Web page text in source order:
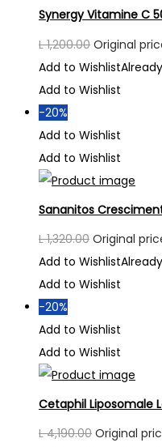
Synergy Vitamine C
L1,200.00 Original
Add to Wishlist
Add to Wishlist
-20%
Add to Wishlist
Add to Wishlist
Sananitos
L1,320.00 Original
Add to Wishlist
Add to Wishlist
-20%
Add to Wishlist
Add to Wishlist
Cetaphil Liposomale
L4,190.00 Original